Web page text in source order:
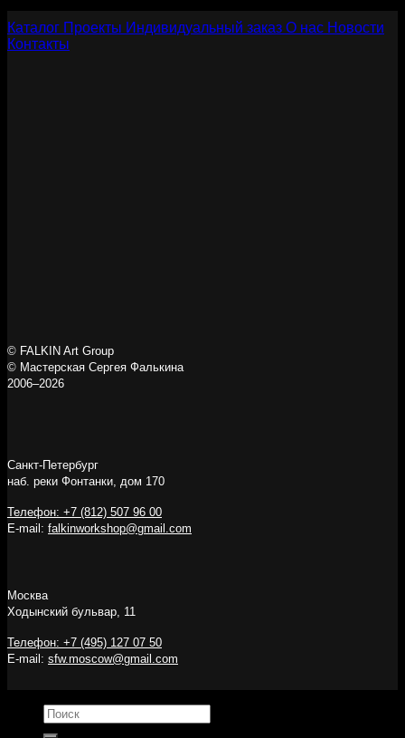
Каталог Проекты Индивидуальный заказ О нас Новости
Контакты
© FALKIN Art Group
© Мастерская Сергея Фалькина
2006–2026
Санкт-Петербург
наб. реки Фонтанки, дом 170
Телефон: +7 (812) 507 96 00
E-mail: falkinworkshop@gmail.com
Москва
Ходынский бульвар, 11
Телефон: +7 (495) 127 07 50
E-mail: sfw.moscow@gmail.com
Искать: